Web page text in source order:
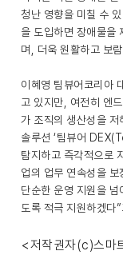
청난 영향을 미칠 수
을 도입하면 장애물을
며, 더욱 원활하고 보
이혜영 팀뷰어코리아
고 있지만, 여전히 엔
가 조직의 생산성을 저
솔루션 ‘팀뷰어
탐지하고 즉각적으로
업의 업무 연속성을
단순한 운영 지원을
도록 적극 지원하겠다
<저작권자(c)스마